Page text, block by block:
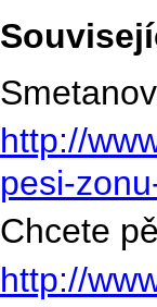
http://
pesi-
Chcete
http://